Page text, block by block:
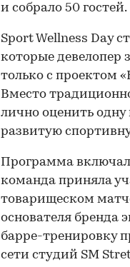
и собрало 50 гостей.
Sport Wellness Day
которые девелопер
только с проектом
Вместо
лично оценить
развитую
Программа
команда приняла
товарищеском
основателя бренда
барре-тренировку
сети студий SM